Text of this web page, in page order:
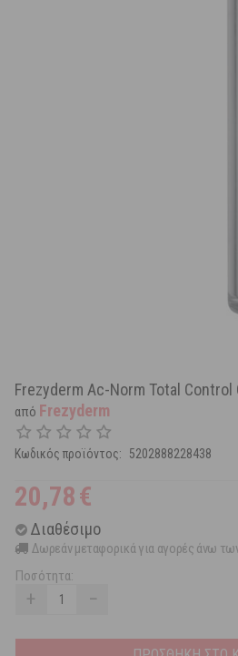
Frezyderm Ac-Norm Total Control
από Frezyderm
Κωδικός προϊόντος: 5202888228438
20,78€
Διαθέσιμο
Δωρεάν μεταφορικά για αγορές άνω
Ποσότητα:
+ −